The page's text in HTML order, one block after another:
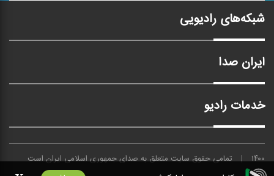
قائد الاعظم
شبکه‌های رادیویی
ایران صدا
خدمات رادیو
۱۴۰۰ تمامی حقوق سایت متعلق بهصدایجمهوری اسلامی ایران است